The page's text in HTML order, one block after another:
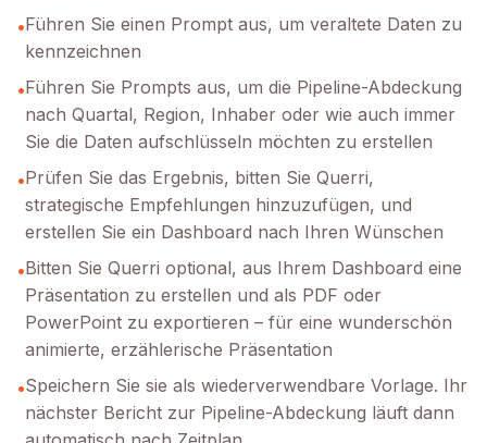
•Führen Sie einen Prompt aus, um veraltete Daten zu
kennzeichnen
•Führen Sie Prompts aus, um die Pipeline-Abdeckung
nach Quartal, Region, Inhaber oder wie auch immer
Sie die Daten aufschlüsseln möchten zu erstellen
•Prüfen Sie das Ergebnis, bitten Sie Querri,
strategische Empfehlungen hinzuzufügen, und
erstellen Sie ein Dashboard nach Ihren Wünschen
•Bitten Sie Querri optional, aus Ihrem Dashboard eine
Präsentation zu erstellen und als PDF oder
PowerPoint zu exportieren – für eine wunderschön
animierte, erzählerische Präsentation
•Speichern Sie sie als wiederverwendbare Vorlage. Ihr
nächster Bericht zur Pipeline-Abdeckung läuft dann